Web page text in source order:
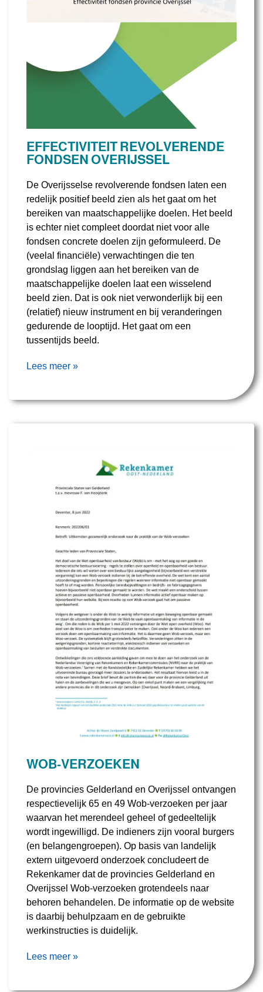
EFFECTIVITEIT REVOLVERENDE
FONDSEN OVERIJSSEL
De Overijsselse revolverende fondsen laten een
redelijk positief beeld zien als het gaat om het
bereiken van maatschappelijke doelen. Het beeld
is echter niet compleet doordat niet voor alle
fondsen concrete doelen zijn geformuleerd. De
(veelal financiële) verwachtingen die ten
grondslag liggen aan het bereiken van de
maatschappelijke doelen laat een wisselend
beeld zien. Dat is ook niet verwonderlijk bij een
(relatief) nieuw instrument en bij veranderingen
gedurende de looptijd. Het gaat om een
tussentijds beeld.
Lees meer »
WOB-VERZOEKEN
De provincies Gelderland en Overijssel ontvangen
respectievelijk 65 en 49 Wob-verzoeken per jaar
waarvan het merendeel geheel of gedeeltelijk
wordt ingewilligd. De indieners zijn vooral burgers
(en belangengroepen). Op basis van landelijk
extern uitgevoerd onderzoek concludeert de
Rekenkamer dat de provincies Gelderland en
Overijssel Wob-verzoeken grotendeels naar
behoren behandelen. De informatie op de website
is daarbij behulpzaam en de gebruikte
werkinstructies is duidelijk.
Lees meer »